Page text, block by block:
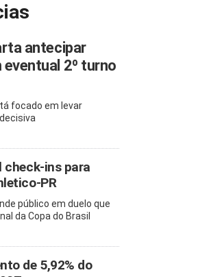
antecipar
eventual 2º turno
focado em levar
check-ins para
PR
público em duelo que
da Copa do Brasil
de 5,92% do